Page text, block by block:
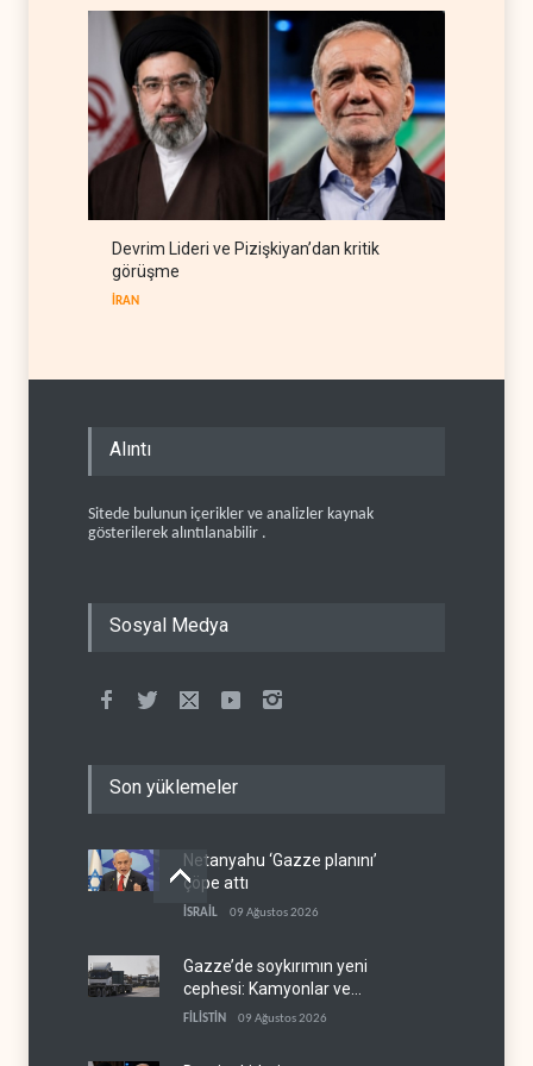
Devrim Lideri ve Pizişkiyan’dan kritik
görüşme
İRAN
Alıntı
Sitede bulunun içerikler ve analizler kaynak
gösterilerek alıntılanabilir .
Sosyal Medya
Son yüklemeler
Netanyahu ‘Gazze planını’
çöpe attı
İSRAİL 09 Ağustos 2026
Gazze’de soykırımın yeni
cephesi: Kamyonlar ve
sürücüler de hedefte
FİLİSTİN 09 Ağustos 2026